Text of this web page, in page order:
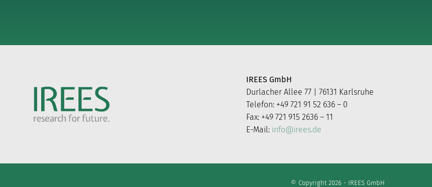
IREES GmbH
Durlacher Allee 77 | 76131 Karlsruhe
Telefon: +49 721 91 52 636 – 0
Fax: +49 721 915 2636 – 11
E-Mail: info@irees.de
© Copyright 2026 - IREES GmbH